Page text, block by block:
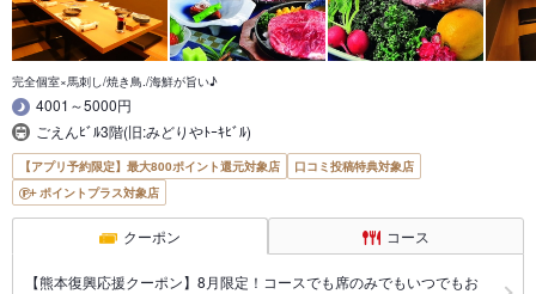
完全個室×馬刺し/焼き鳥./海鮮が旨い♪
4001～5000円
ごえんﾋﾞﾙ3階(旧:みどりやﾄｰｷﾋﾞﾙ)
【アプリ予約限定】最大800ポイント還元対象店
口コミ投稿特典対象店
ポイントプラス対象店
クーポン コース
【熊本復興応援クーポン】8月限定！コースでも席のみでもいつでもお